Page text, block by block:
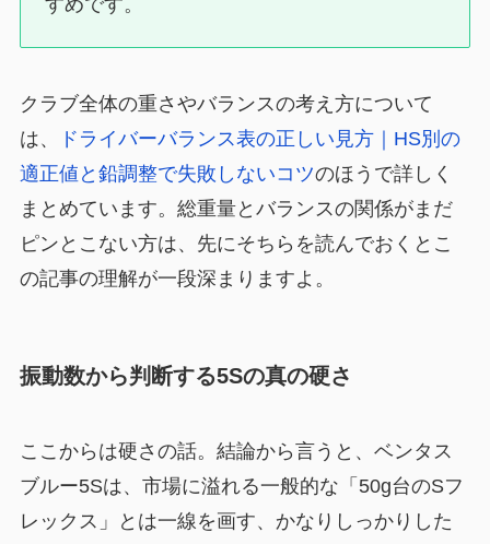
すめです。
クラブ全体の重さやバランスの考え方について
は、
ドライバーバランス表の正しい見方｜HS別の
適正値と鉛調整で失敗しないコツのほうで詳しく
まとめています。総重量とバランスの関係がまだ
ピンとこない方は、先にそちらを読んでおくとこ
の記事の理解が一段深まりますよ。
振動数から判断する5Sの真の硬さ
ここからは硬さの話。結論から言うと、ベンタス
ブルー5Sは、市場に溢れる一般的な「50g台のSフ
レックス」とは一線を画す、かなりしっかりした